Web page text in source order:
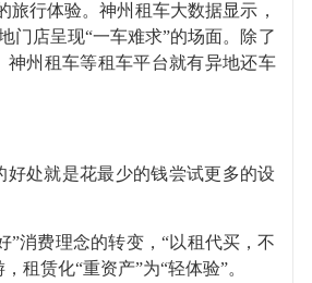
行体验。神州租车大数据显示，
门店呈现“一车难求”的场面。除了
神州租车等租车平台就有异地还车
处就是花最少的钱尝试更多的设
消费理念的转变，“以租代买，不
租赁化“重资产”为“轻体验”。